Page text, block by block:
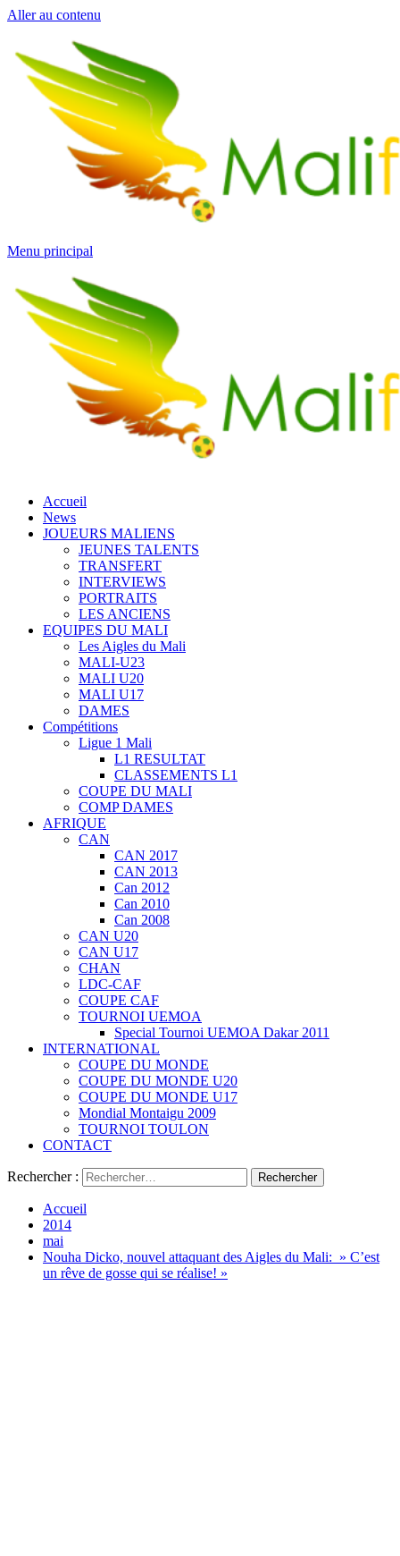
Aller au contenu
Menu principal
Accueil
News
JOUEURS MALIENS
JEUNES TALENTS
TRANSFERT
INTERVIEWS
PORTRAITS
LES ANCIENS
EQUIPES DU MALI
Les Aigles du Mali
MALI-U23
MALI U20
MALI U17
DAMES
Compétitions
Ligue 1 Mali
L1 RESULTAT
CLASSEMENTS L1
COUPE DU MALI
COMP DAMES
AFRIQUE
CAN
CAN 2017
CAN 2013
Can 2012
Can 2010
Can 2008
CAN U20
CAN U17
CHAN
LDC-CAF
COUPE CAF
TOURNOI UEMOA
Special Tournoi UEMOA Dakar 2011
INTERNATIONAL
COUPE DU MONDE
COUPE DU MONDE U20
COUPE DU MONDE U17
Mondial Montaigu 2009
TOURNOI TOULON
CONTACT
Rechercher :
Accueil
2014
mai
Nouha Dicko, nouvel attaquant des Aigles du Mali: » C’est
un rêve de gosse qui se réalise! »